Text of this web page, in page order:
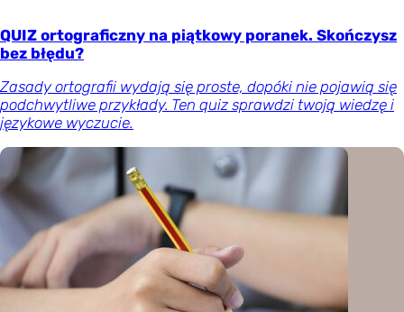
QUIZ ortograficzny na piątkowy poranek. Skończysz
bez błędu?
Zasady ortografii wydają się proste, dopóki nie pojawią się
podchwytliwe przykłady. Ten quiz sprawdzi twoją wiedzę i
językowe wyczucie.